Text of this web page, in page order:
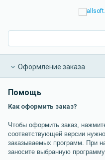
Оформление заказа
Почему при выборе
«наличный расчет»?
соответствует формату
Что означает вид
электронном виде»?
Помощь
Как оформить заказ?
Чтобы оформить заказ,
соответствующей версии
заказываемых программ. При
заносите выбранную